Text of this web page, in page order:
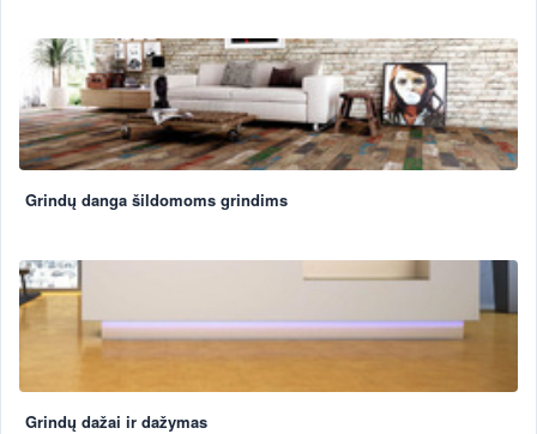
Grindų danga šildomoms grindims
Grindų dažai ir dažymas